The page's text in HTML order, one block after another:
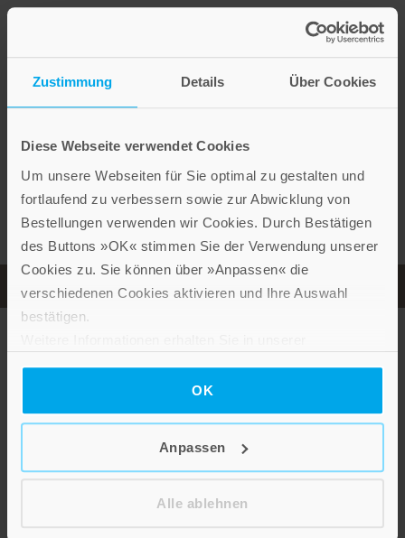
Zustimmung Details Über Cookies
Diese Webseite verwendet Cookies
Um unsere Webseiten für Sie optimal zu gestalten und
fortlaufend zu verbessern sowie zur Abwicklung von
Bestellungen verwenden wir Cookies. Durch Bestätigen
des Buttons »OK« stimmen Sie der Verwendung unserer
Cookies zu. Sie können über »Anpassen« die
verschiedenen Cookies aktivieren und Ihre Auswahl
bestätigen.
OK
Anpassen
Alle ablehnen
Weitere Produkte zum Thema
Hardcover